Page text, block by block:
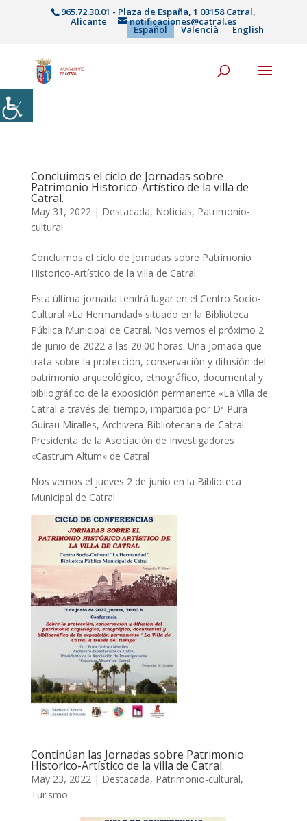
965.72.30.01 - Plaza de España, 1 03158 Catral,
Alicante notificaciones@catral.es
Español Valencià English
Concluimos el ciclo de Jornadas sobre
Patrimonio Historico-Artístico de la villa de
Catral.
May 31, 2022| Destacada, Noticias, Patrimonio-
cultural
Concluimos el ciclo de Jornadas sobre Patrimonio
Historico-Artístico de la villa de Catral.
Esta última jornada tendrá lugar en el Centro Socio-
Cultural «La Hermandad» situado en la Biblioteca
Pública Municipal de Catral. Nos vemos el próximo 2
de junio de 2022 a las 20:00 horas. Una Jornada que
trata sobre la protección, conservación y difusión del
patrimonio arqueológico, etnográfico, documental y
bibliográfico de la exposición permanente «La Villa de
Catral a través del tiempo, impartida por Dª Pura
Guirau Miralles, Archivera-Bibliotecaria de Catral.
Presidenta de la Asociación de Investigadores
«Castrum Altum» de Catral
Nos vemos el jueves 2 de junio en la Biblioteca
Municipal de Catral
Continúan las Jornadas sobre Patrimonio
Historico-Artístico de la villa de Catral.
May 23, 2022| Destacada, Patrimonio-cultural,
Turismo